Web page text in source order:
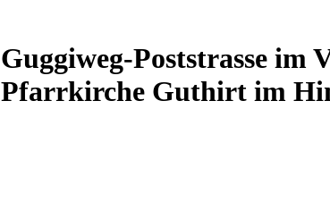
Poststrasse
Guthirt im